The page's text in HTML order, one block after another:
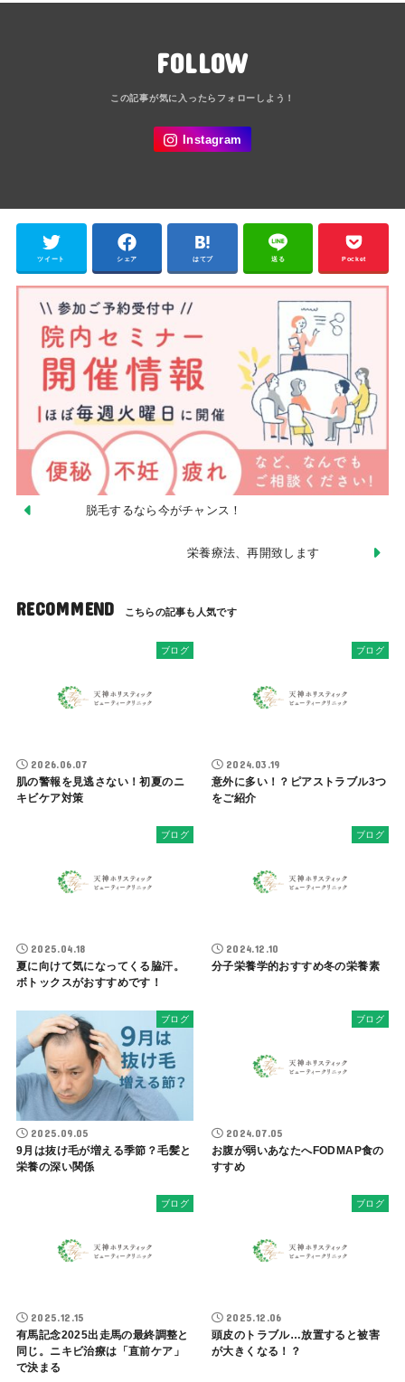
FOLLOW
ツイート シェア はてブ 送る Pocket
脱毛するなら今がチャンス！
栄養療法、再開致します
RECOMMEND
ブログ
2026.06.07
肌の警報を見逃さない！初夏のニ
キビケア対策
ブログ
2024.03.19
意外に多い！？ピアストラブル3つ
をご紹介
ブログ
2025.04.18
夏に向けて気になってくる脇汗。
ボトックスがおすすめです！
ブログ
2024.12.10
分子栄養学的おすすめ冬の栄養素
ブログ
2025.09.05
9月は抜け毛が増える季節？毛髪と
栄養の深い関係
ブログ
2024.07.05
お腹が弱いあなたへFODMAP食の
すすめ
ブログ
2025.12.15
有馬記念2025出走馬の最終調整と
同じ。ニキビ治療は「直前ケア」
で決まる
ブログ
2025.12.06
頭皮のトラブル…放置すると被害
が大きくなる！？